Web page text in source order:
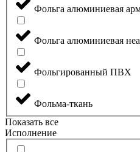
Фольга алюминиевая
Фольга алюминиевая
Фольгированный ПВХ
Фольма-ткань
Показать все
Исполнение